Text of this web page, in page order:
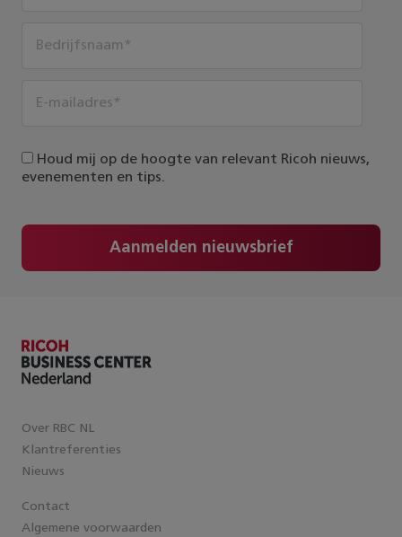
Houd mij op de hoogte van relevant Ricoh nieuws,
evenementen en tips.
Aanmelden nieuwsbrief
Over RBC NL
Klantreferenties
Nieuws
Contact
Algemene voorwaarden